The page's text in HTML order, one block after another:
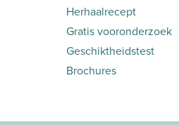
Herhaalrecept
Gratis vooronderzoek
Geschiktheidstest
Brochures